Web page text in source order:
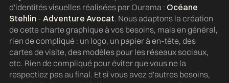
d'identités visuelles réalisées par Ourama : Océane
Stehlin - Adventure Avocat. Nous adaptons la création
de cette charte graphique à vos besoins, mais en général,
rien de compliqué : un logo, un papier à en-tête, des
cartes de visite, des modèles pour les réseaux sociaux,
etc. Rien de compliqué pour éviter que vous ne la
respectiez pas au final. Et si vous avez d'autres besoins,